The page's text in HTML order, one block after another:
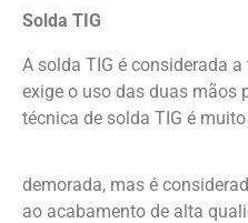
Solda TIG
A solda TIG é considerada
exige o uso das duas mãos
técnica de solda TIG é
demorada, mas é
ao acabamento de alta